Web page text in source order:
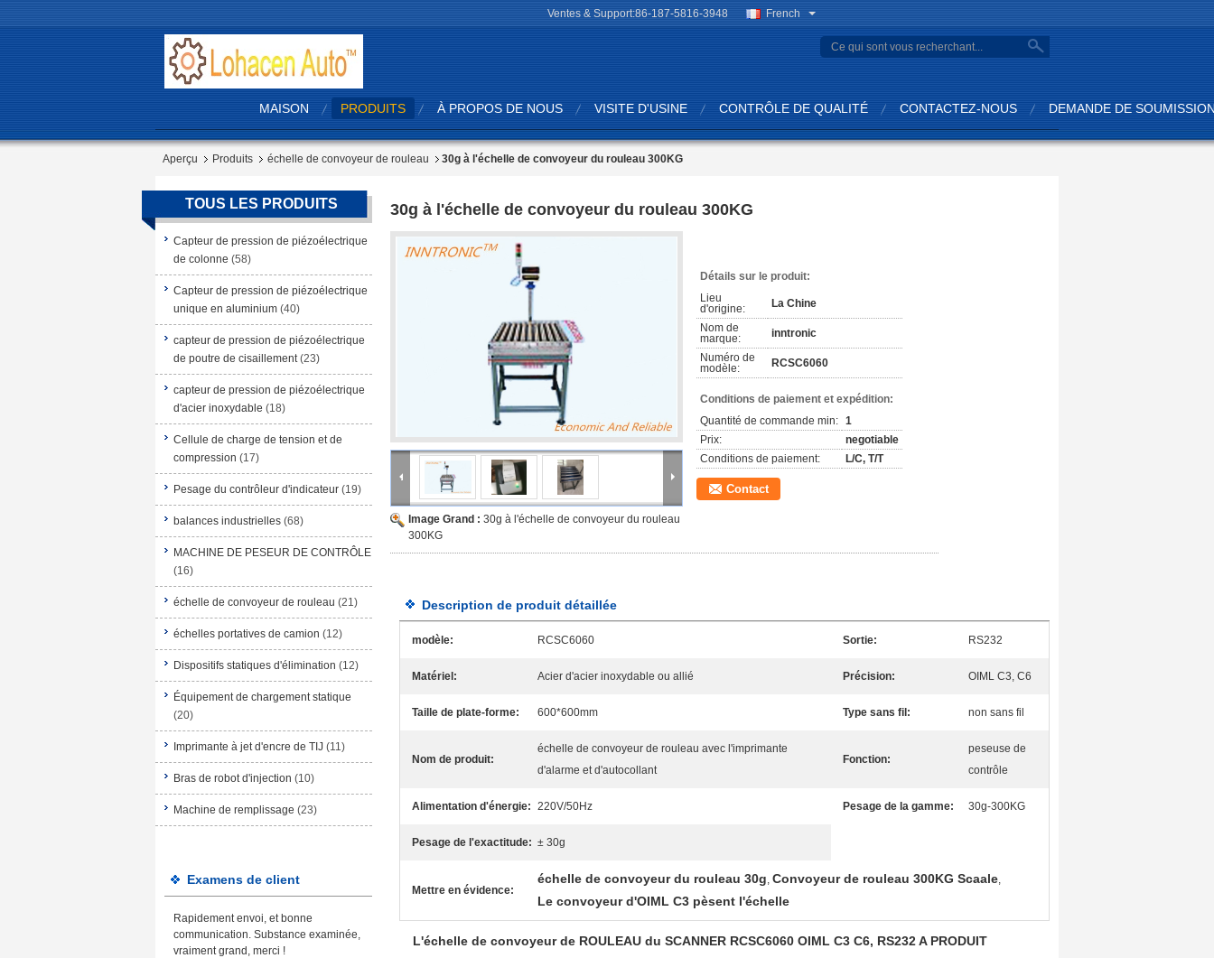
Ventes & Support:86-187-5816-3948 French
search
MAISON PRODUITS À PROPOS DE NOUS VISITE D'USINE CONTRÔLE DE QUALITÉ CONTACTEZ-NOUS DEMANDE DE
Aperçu Produits échelle de convoyeur de rouleau 30g à l'échelle de convoyeur du rouleau 300KG
TOUS LES PRODUITS
Capteur de pression de piézoélectrique
de colonne (58)
Capteur de pression de piézoélectrique
unique en aluminium (40)
capteur de pression de piézoélectrique
de poutre de cisaillement (23)
capteur de pression de piézoélectrique
d'acier inoxydable (18)
Cellule de charge de tension et de
compression (17)
Pesage du contrôleur d'indicateur (19)
balances industrielles (68)
MACHINE DE PESEUR DE CONTRÔLE
(16)
échelle de convoyeur de rouleau (21)
échelles portatives de camion (12)
Dispositifs statiques d'élimination (12)
Équipement de chargement statique
(20)
Imprimante à jet d'encre de TIJ (11)
Bras de robot d'injection (10)
Machine de remplissage (23)
Examens de client
Rapidement envoi, et bonne
communication. Substance examinée,
vraiment grand, merci !
30g à l'échelle de convoyeur du rouleau 300KG
Image Grand : 30g à l'échelle de convoyeur du rouleau
300KG
Détails sur le produit:
Lieu
d'origine:
La Chine
Nom de
marque:
inntronic
Numéro de
modèle:
RCSC6060
Conditions de paiement et expédition:
Quantité de commande min: 1
Prix:
negotiable
Conditions de paiement:
L/C, T/T
Contact
Description de produit détaillée
modèle: RCSC6060 Sortie: RS232
Matériel: Acier d'acier inoxydable ou allié Précision: OIML C3, C6
Taille de plate-forme: 600*600mm Type sans fil: non sans fil
Nom de produit:
échelle de convoyeur de rouleau avec l'imprimante
d'alarme et d'autocollant
Fonction:
peseuse de
contrôle
Alimentation d'énergie: 220V/50Hz Pesage de la gamme: 30g-300KG
Pesage de l'exactitude: ± 30g
Mettre en évidence:
échelle de convoyeur du rouleau 30g, Convoyeur de rouleau 300KG Scaale,
Le convoyeur d'OIML C3 pèsent l'échelle
L'échelle de convoyeur de ROULEAU du SCANNER RCSC6060 OIML C3 C6, RS232 A PRODUIT